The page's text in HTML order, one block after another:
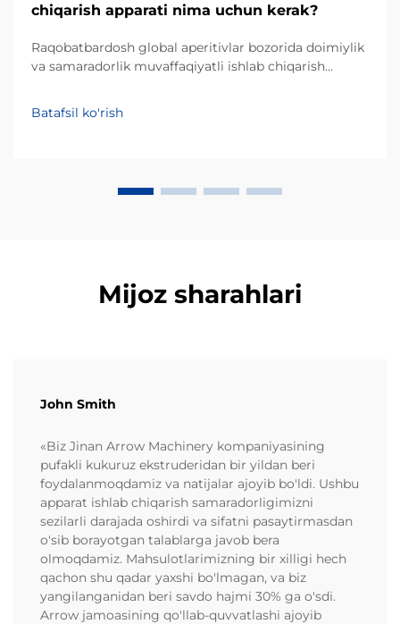
chiqarish apparati nima uchun kerak?
Raqobatbardosh global aperitivlar bozorida doimiylik
va samaradorlik muvaffaqiyatli ishlab chiqarish
xos noaniq shakli va qattiq matosi bilan mashhur
ekstruziya qilingan kukunli aperitiv turidir, uning
Batafsil ko'rish
Mijoz sharahlari
John Smith
«Biz Jinan Arrow Machinery kompaniyasining
pufakli kukuruz ekstruderidan bir yildan beri
foydalanmoqdamiz va natijalar ajoyib bo'ldi. Ushbu
apparat ishlab chiqarish samaradorligimizni
sezilarli darajada oshirdi va sifatni pasaytirmasdan
o'sib borayotgan talablarga javob bera
olmoqdamiz. Mahsulotlarimizning bir xilligi hech
qachon shu qadar yaxshi bo'lmagan, va biz
yangilanganidan beri savdo hajmi 30% ga o'sdi.
Arrow jamoasining qo'llab-quvvatlashi ajoyib